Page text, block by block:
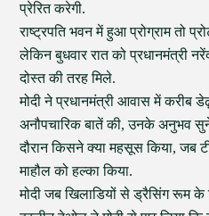
प्रेरित करेगी.
राष्ट्रपति भवन में हुआ प्रोग्राम तो
लेकिन बुधवार रात को प्रधानमंत्री
दोस्त की तरह मिले.
मोदी ने प्रधानमंत्री आवास में करीब
अनौपचारिक बातें की, उनके अनुभव
दौरान किसने क्या महसूस किया, जब
माहौल को हल्का किया.
मोदी जब खिलाडियों से ड्रैसिंग रूम